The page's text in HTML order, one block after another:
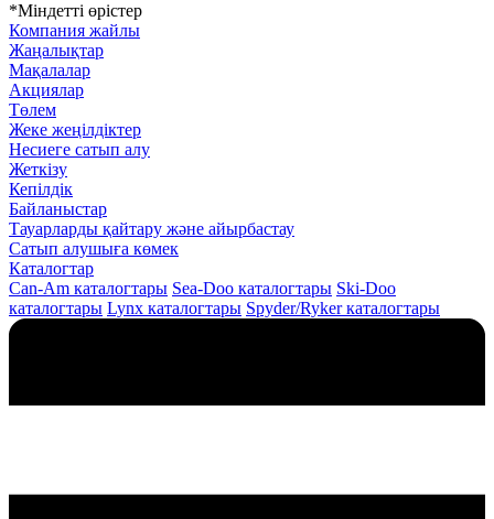
*Міндетті өрістер
Компания жайлы
Жаңалықтар
Мақалалар
Акциялар
Төлем
Жеке жеңілдіктер
Несиеге сатып алу
Жеткізу
Кепілдік
Байланыстар
Тауарларды қайтару және айырбастау
Сатып алушыға көмек
Каталогтар
Can-Am каталогтары Sea-Doo каталогтары Ski-Doo
каталогтары Lynx каталогтары Spyder/Ryker каталогтары